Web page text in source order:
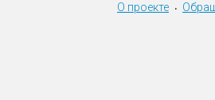
О проекте •